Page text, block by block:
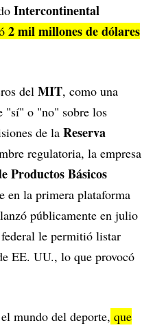
Intercontinental
2 mil millones de dólares
del MIT, como una
"sí" o "no" sobre los
de la Reserva
regulatoria, la empresa
Productos Básicos
en la primera plataforma
públicamente en julio
le permitió listar
EE. UU., lo que provocó
mundo del deporte, que